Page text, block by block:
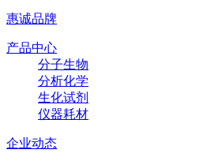
惠诚品牌
产品中心
分子生物
分析化学
生化试剂
仪器耗材
企业动态